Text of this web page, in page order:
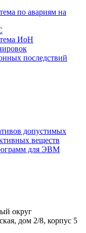
по авариям на
ИоН
последствий
допустимых
веществ
для ЭВМ
округ
дом 2/8, корпус 5